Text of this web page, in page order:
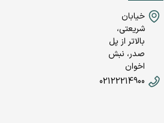
خیابان
شریعتی،
بالاتر از پل
صدر، نبش
اخوان
02122214900